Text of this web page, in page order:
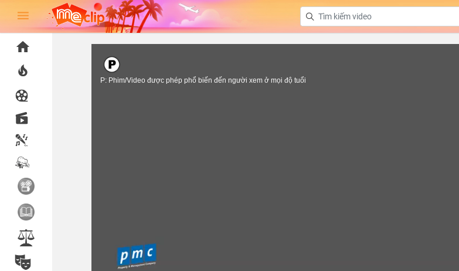
P: Phim/Video được phép phổ biến đến người xem ở mọi độ tuổi